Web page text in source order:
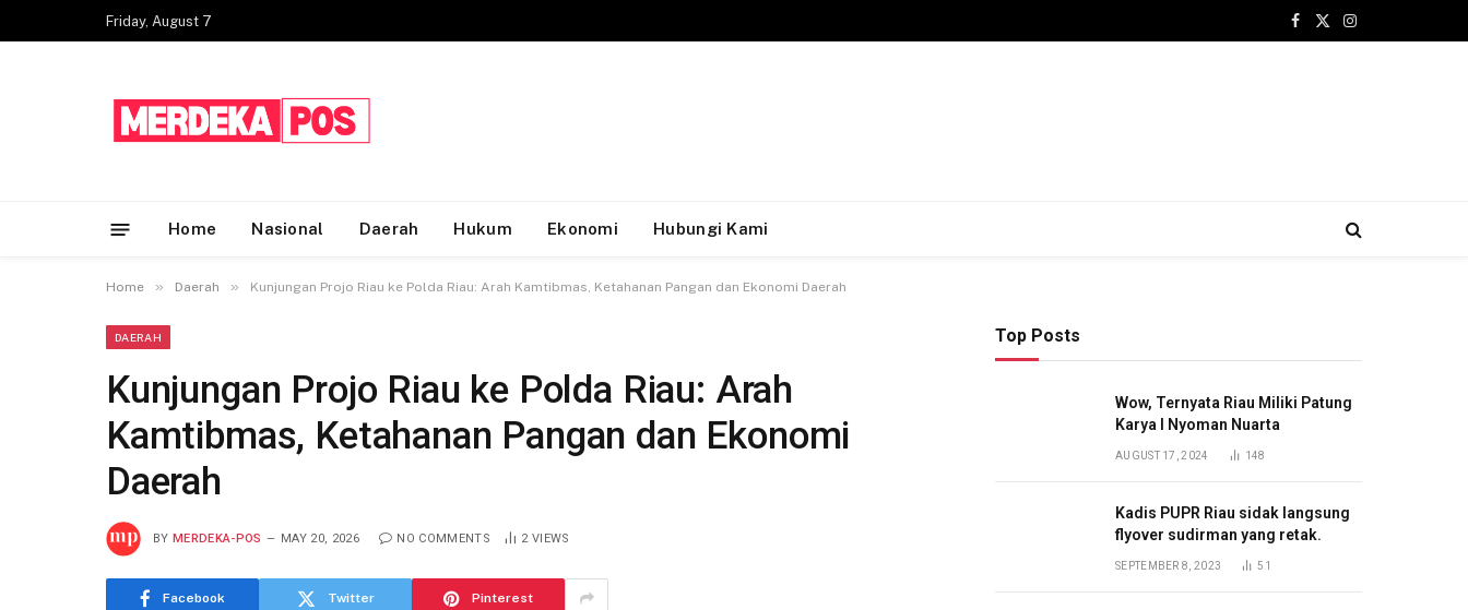
Friday, August 7
Facebook
X
Instagram
Home Nasional Daerah Hukum Ekonomi Hubungi Kami
Home » Daerah » Kunjungan Projo Riau ke Polda Riau: Arah Kamtibmas, Ketahanan Pangan dan Ekonomi Daerah
DAERAH
Kunjungan Projo Riau ke Polda Riau: Arah
Kamtibmas, Ketahanan Pangan dan Ekonomi
Daerah
BY MERDEKA-POS MAY 20, 2026 NO COMMENTS 2 VIEWS
Facebook Twitter Pinterest
Top Posts
Wow, Ternyata Riau Miliki Patung
Karya I Nyoman Nuarta
AUGUST 17, 2024 148
Kadis PUPR Riau sidak langsung
flyover sudirman yang retak.
SEPTEMBER 8, 2023 51